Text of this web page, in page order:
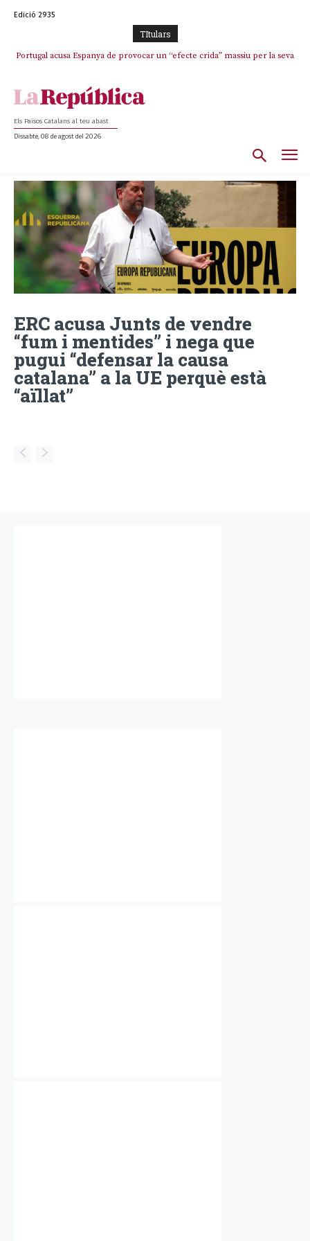
Edició 2935
TItulars
Portugal acusa Espanya de provocar un “efecte crida” massiu per la seva
Els Països Catalans al teu abast
Dissabte, 08 de agost del 2026
ERC acusa Junts de vendre
“fum i mentides” i nega que
pugui “defensar la causa
catalana” a la UE perquè està
“aïllat”